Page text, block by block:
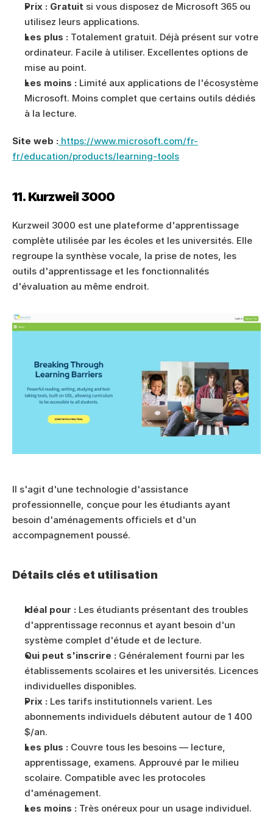
Prix : Gratuit si vous disposez de Microsoft 365 ou
utilisez leurs applications.
Les plus : Totalement gratuit. Déjà présent sur votre
ordinateur. Facile à utiliser. Excellentes options de
mise au point.
Les moins : Limité aux applications de l'écosystème
Microsoft. Moins complet que certains outils dédiés
à la lecture.
Site web : https://www.microsoft.com/fr-
fr/education/products/learning-tools
11. Kurzweil 3000
Kurzweil 3000 est une plateforme d'apprentissage
complète utilisée par les écoles et les universités. Elle
regroupe la synthèse vocale, la prise de notes, les
outils d'apprentissage et les fonctionnalités
d'évaluation au même endroit.
Il s'agit d'une technologie d'assistance
professionnelle, conçue pour les étudiants ayant
besoin d'aménagements officiels et d'un
accompagnement poussé.
Détails clés et utilisation
Idéal pour : Les étudiants présentant des troubles
d'apprentissage reconnus et ayant besoin d'un
système complet d'étude et de lecture.
Qui peut s'inscrire : Généralement fourni par les
établissements scolaires et les universités. Licences
individuelles disponibles.
Prix : Les tarifs institutionnels varient. Les
abonnements individuels débutent autour de 1 400
$/an.
Les plus : Couvre tous les besoins — lecture,
apprentissage, examens. Approuvé par le milieu
scolaire. Compatible avec les protocoles
d'aménagement.
Les moins : Très onéreux pour un usage individuel.